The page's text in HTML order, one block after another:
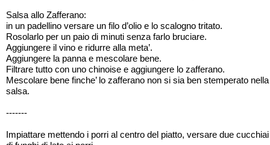
Salsa allo Zafferano:
in un padellino versare un filo d’olio e lo scalogno tritato.
Rosolarlo per un paio di minuti senza farlo bruciare.
Aggiungere il vino e ridurre alla meta’.
Aggiungere la panna e mescolare bene.
Filtrare tutto con uno chinoise e aggiungere lo zafferano.
Mescolare bene finche’ lo zafferano non si sia ben stemperato nella
salsa.
-------
Impiattare mettendo i porri al centro del piatto, versare due cucchiai